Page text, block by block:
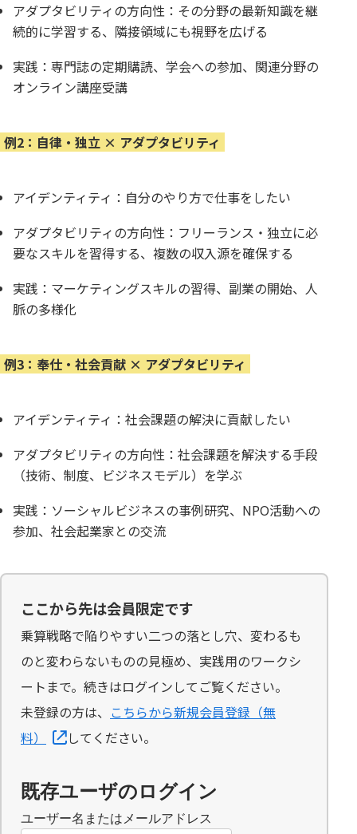
アダプタビリティの方向性：その分野の最新知識を継
続的に学習する、隣接領域にも視野を広げる
実践：専門誌の定期購読、学会への参加、関連分野の
オンライン講座受講
例2：自律・独立 × アダプタビリティ
アイデンティティ：自分のやり方で仕事をしたい
アダプタビリティの方向性：フリーランス・独立に必
要なスキルを習得する、複数の収入源を確保する
実践：マーケティングスキルの習得、副業の開始、人
脈の多様化
例3：奉仕・社会貢献 × アダプタビリティ
アイデンティティ：社会課題の解決に貢献したい
アダプタビリティの方向性：社会課題を解決する手段
（技術、制度、ビジネスモデル）を学ぶ
実践：ソーシャルビジネスの事例研究、NPO活動への
参加、社会起業家との交流
ここから先は会員限定です
乗算戦略で陥りやすい二つの落とし穴、変わるも
のと変わらないものの見極め、実践用のワークシ
ートまで。続きはログインしてご覧ください。
未登録の方は、 こちらから新規会員登録（無
料）
してください。
既存ユーザのログイン
ユーザー名またはメールアドレス